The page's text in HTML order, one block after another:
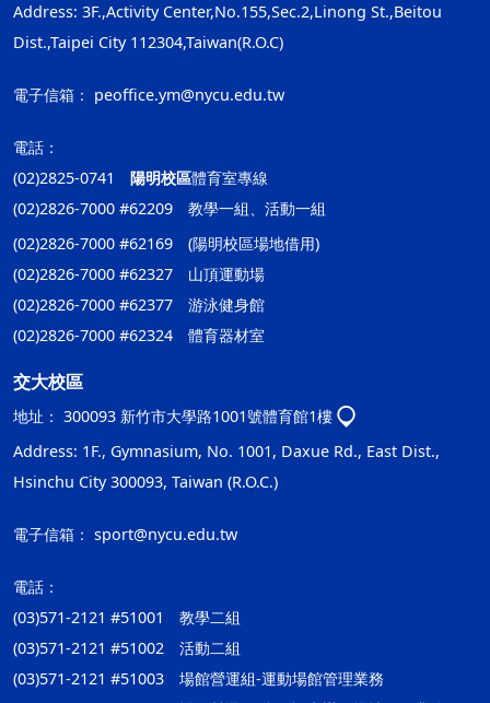
Address: 3F.,Activity Center,No.155,Sec.2,Linong St.,Beitou
Dist.,Taipei City 112304,Taiwan(R.O.C)
電子信箱： peoffice.ym@nycu.edu.tw
電話：
(02)2825-0741 陽明校區體育室專線
(02)2826-7000 #62209 教學一組、活動一組
(02)2826-7000 #62169 (陽明校區場地借用)
(02)2826-7000 #62327 山頂運動場
(02)2826-7000 #62377 游泳健身館
(02)2826-7000 #62324 體育器材室
交大校區
地址： 300093 新竹市大學路1001號體育館1樓
Address: 1F., Gymnasium, No. 1001, Daxue Rd., East Dist.,
Hsinchu City 300093, Taiwan (R.O.C.)
電子信箱： sport@nycu.edu.tw
電話：
(03)571-2121 #51001 教學二組
(03)571-2121 #51002 活動二組
(03)571-2121 #51003 場館營運組-運動場館管理業務